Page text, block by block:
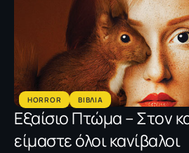
HORROR ΒΙΒΛΙΑ
Εξαίσιο Πτώμα – Στον
είμαστε όλοι κανίβαλοι